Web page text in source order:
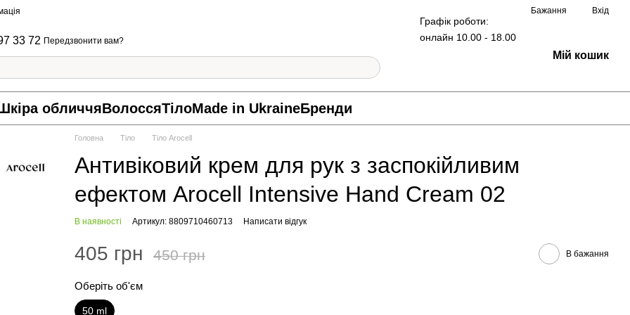
Бажання Вхід
33 72 Передзвонити вам?
Графік роботи:
онлайн 10.00 - 18.00
Мій кошик
обличчяВолоссяТілоMade in UkraineБренди
Головна Тіло Тіло Arocell
Антивіковий крем для рук з заспокійливим
ефектом Arocell Intensive Hand Cream 02
В наявності Артикул: 8809710460713 Написати відгук
405 грн 450 грн В бажання
Оберіть об'єм
50 ml